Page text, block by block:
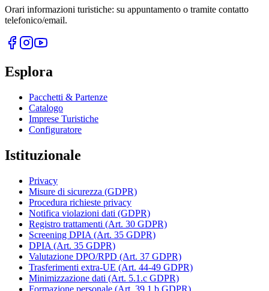
Orari informazioni turistiche: su appuntamento o tramite contatto
telefonico/email.
Esplora
Pacchetti & Partenze
Catalogo
Imprese Turistiche
Configuratore
Istituzionale
Privacy
Misure di sicurezza (GDPR)
Procedura richieste privacy
Notifica violazioni dati (GDPR)
Registro trattamenti (Art. 30 GDPR)
Screening DPIA (Art. 35 GDPR)
DPIA (Art. 35 GDPR)
Valutazione DPO/RPD (Art. 37 GDPR)
Trasferimenti extra-UE (Art. 44-49 GDPR)
Minimizzazione dati (Art. 5.1.c GDPR)